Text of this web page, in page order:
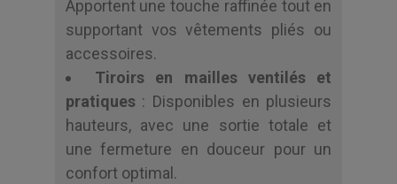
Apportent une touche raffinée tout en
supportant vos vêtements pliés ou
accessoires.
Tiroirs en mailles ventilés et
pratiques: Disponibles en plusieurs
hauteurs, avec une sortie totale et
une fermeture en douceur pour un
confort optimal.